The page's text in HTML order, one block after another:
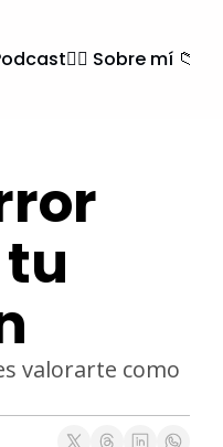
🙍‍♂️ Sobre mí 📁
valorarte como